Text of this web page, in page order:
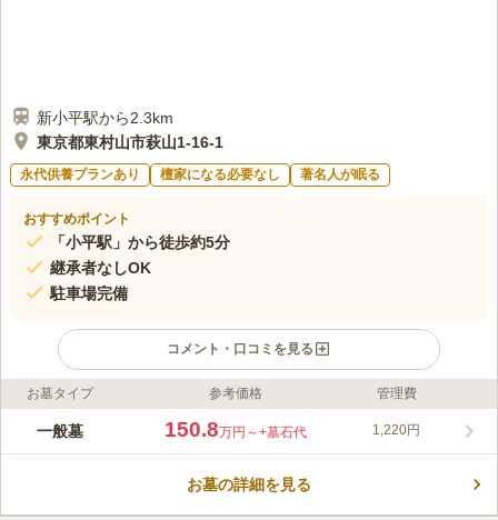
新小平駅から2.3km
東京都東村山市萩山1-16-1
永代供養プランあり 檀家になる必要なし 著名人が眠る
おすすめポイント
「小平駅」から徒歩約5分
継承者なしOK
駐車場完備
コメント・口コミを見る
ライフドット編集部のコメント
都立 小平霊園は、東村山市萩山にある宗旨・宗派自由の霊園で
ります。 昔ながらのお墓や近代的なお墓が数多く立ち並んでい
お墓タイプ 参考価格 管理費
一般墓 150.8万円～+墓石代 1,220円
お墓の詳細を見る